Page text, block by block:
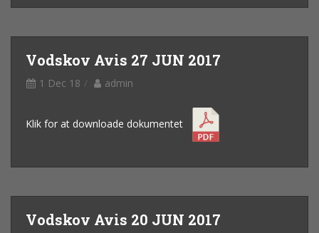
Vodskov Avis 27 JUN 2017
1 Dec 18 admin
Klik for at downloade dokumentet
Vodskov Avis 20 JUN 2017